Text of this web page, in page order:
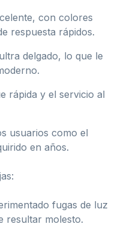
con colores
respuesta rápidos.
delgado, lo que le
rápida y el servicio al
usuarios como el
en años.
fugas de luz
resultar molesto.